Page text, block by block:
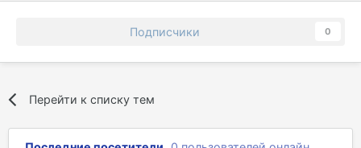
Подписчики 0
Перейти к списку тем